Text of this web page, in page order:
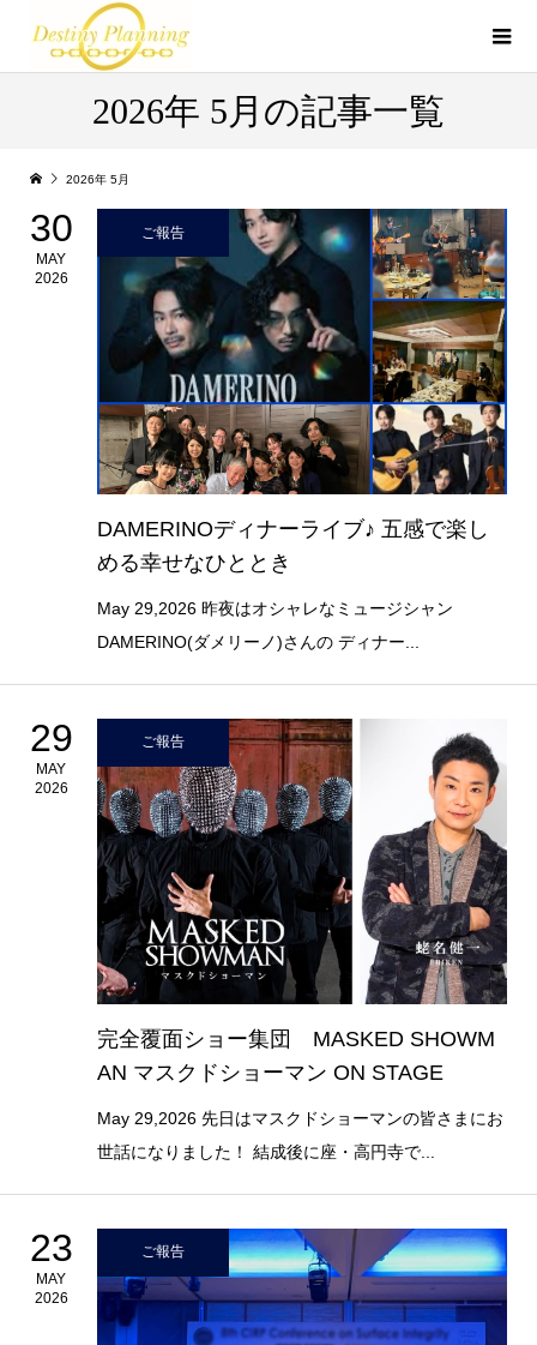
2026年 5月の記事一覧
2026年 5月
30
MAY
2026
ご報告
DAMERINOディナーライブ♪ 五感で楽し
める幸せなひととき
May 29,2026 昨夜はオシャレなミュージシャン
DAMERINO(ダメリーノ)さんの ディナー...
29
MAY
2026
ご報告
完全覆面ショー集団 MASKED SHOWM
AN マスクドショーマン ON STAGE
May 29,2026 先日はマスクドショーマンの皆さまにお
世話になりました！ 結成後に座・高円寺で...
23
MAY
2026
ご報告